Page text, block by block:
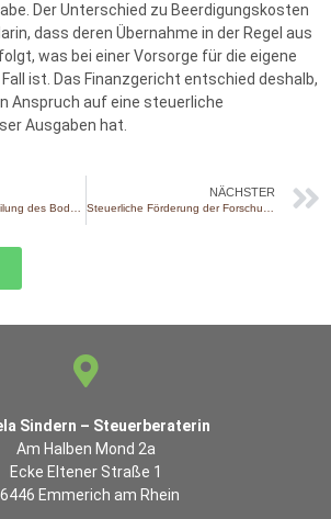
Der Unterschied zu Beerdigungskosten
dass deren Übernahme in der Regel aus
was bei einer Vorsorge für die eigene
ist. Das Finanzgericht entschied deshalb,
Anspruch auf eine steuerliche
Ausgaben hat.
NÄCHSTER
Sindern – Steuerberaterin
Am Halben Mond 2a
Ecke Eltener Straße 1
Emmerich am Rhein